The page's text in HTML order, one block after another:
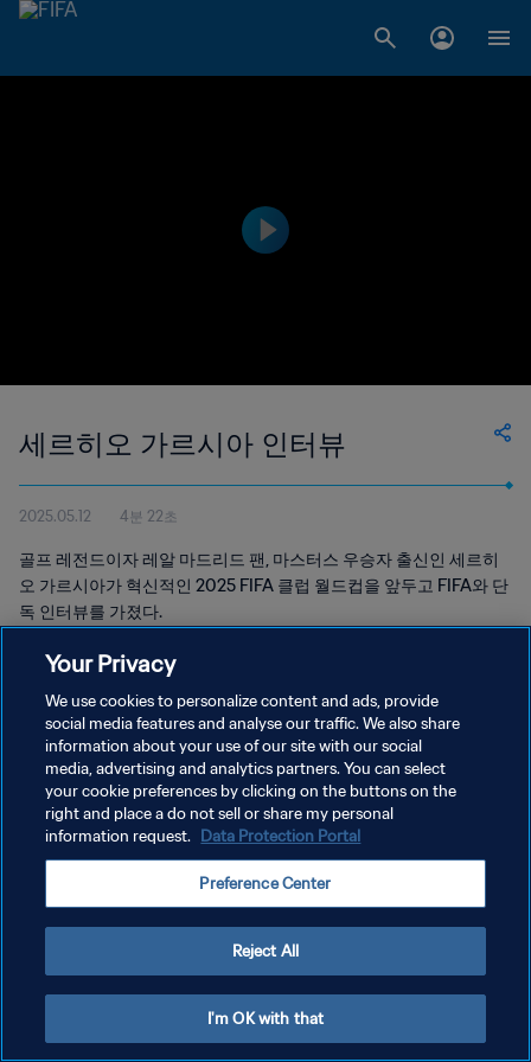
세르히오 가르시아 인터뷰
2025.05.12 4분 22초
골프 레전드이자 레알 마드리드 팬, 마스터스 우승자 출신인 세르히
오 가르시아가 혁신적인 2025 FIFA 클럽 월드컵을 앞두고 FIFA와 단
독 인터뷰를 가졌다.
개인정보 보호정책
서비스 약관
쿠키 기본 설정 관리
Copyright © 1994 - 2026 FIFA. All rights reserved.
Your Privacy
We use cookies to personalize content and ads, provide
social media features and analyse our traffic. We also share
information about your use of our site with our social
media, advertising and analytics partners. You can select
your cookie preferences by clicking on the buttons on the
right and place a do not sell or share my personal
information request. Data Protection Portal
Preference Center
Reject All
I'm OK with that